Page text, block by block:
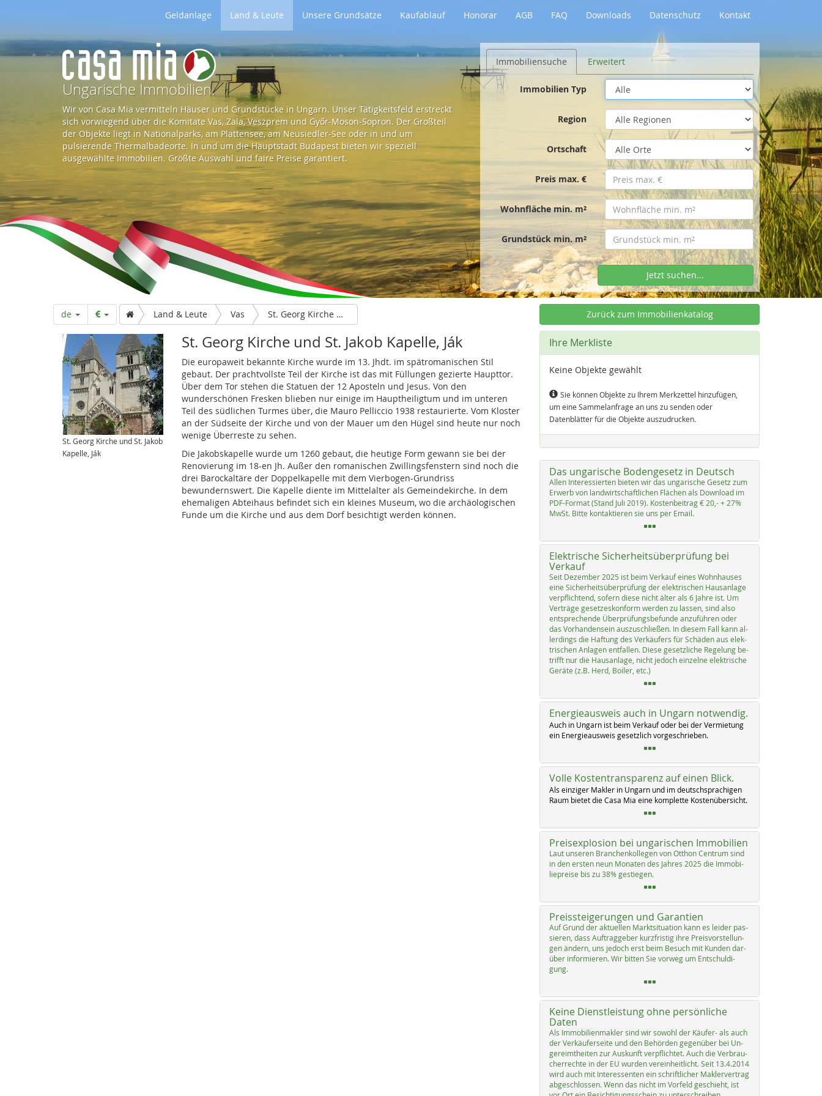
Geldanlage Land & Leute Unsere Grundsätze Kaufablauf Honorar AGB FAQ Downloads Datenschutz Kontakt
Z
u
r
S
t
a
t
s
e
i
t
Ungarische Immobilien.
Wir von Casa Mia vermitteln Häuser und Grundstücke in Ungarn. Unser Tätigkeitsfeld erstreckt
sich vorwiegend über die Komitate Vas, Zala, Veszprem und Győr-Moson-Sopron. Der Großteil
der Objekte liegt in Nationalparks, am Plattensee, am Neusiedler-See oder in und um
pulsierende Thermalbadeorte. In und um die Hauptstadt Budapest bieten wir speziell
ausgewählte Immobilien. Größte Auswahl und faire Preise garantiert.
Immobiliensuche Erweitert
Immobilien Typ
Region
Ortschaft
Preis max. €
Wohnfläche min. m²
Grundstück min. m²
Jetzt suchen...
de Land & Leute Vas St. Georg Kirche und St. Jakob Kapelle, Ják
St. Georg Kirche und St. Jakob
Kapelle, Ják
St. Georg Kirche und St. Jakob Kapelle, Ják
Die europaweit bekannte Kirche wurde im 13. Jhdt. im spätromanischen Stil
gebaut. Der prachtvollste Teil der Kirche ist das mit Füllungen gezierte Haupttor.
Über dem Tor stehen die Statuen der 12 Aposteln und Jesus. Von den
wunderschönen Fresken blieben nur einige im Hauptheiligtum und im unteren
Teil des südlichen Turmes über, die Mauro Pelliccio 1938 restaurierte. Vom Kloster
an der Südseite der Kirche und von der Mauer um den Hügel sind heute nur noch
wenige Überreste zu sehen.
Die Jakobskapelle wurde um 1260 gebaut, die heutige Form gewann sie bei der
Renovierung im 18-en Jh. Außer den romanischen Zwillingsfenstern sind noch die
drei Barockaltäre der Doppelkapelle mit dem Vierbogen-Grundriss
bewundernswert. Die Kapelle diente im Mittelalter als Gemeindekirche. In dem
ehemaligen Abteihaus befindet sich ein kleines Museum, wo die archäologischen
Funde um die Kirche und aus dem Dorf besichtigt werden können.
Zurück zum Immobilienkatalog
Ihre Merkliste
Keine Objekte gewählt
Sie können Objekte zu Ihrem Merkzettel hinzufügen,
um eine Sammelanfrage an uns zu senden oder
Datenblätter für die Objekte auszudrucken.
Das ungarische Bodengesetz in Deutsch
Al­len In­ter­es­sier­ten bie­ten wir das un­ga­ri­sche Ge­setz zum
Er­werb von land­wirt­schaft­li­chen Flächen als Down­load im
PDF-For­mat (Stand Ju­li 2019). Kos­ten­bei­trag € 20,- + 27%
MwSt. Bit­te kon­tak­tie­ren sie uns per Email.
Elektrische Sicherheitsüberprüfung bei
Verkauf
Seit De­zem­ber 2025 ist beim Ver­kauf ei­nes Wohn­hau­ses
ei­ne Si­cher­heits­über­prü­fung der elek­tri­schen Haus­an­la­ge
verpf­lich­tend, so­fern die­se nicht äl­ter als 6 Jah­re ist. Um
Ver­trä­ge ge­set­zes­kon­form wer­den zu las­sen, sind al­so
ent­sp­re­chen­de Über­prü­fungs­be­fun­de an­zu­füh­ren oder
das Vor­han­den­sein aus­zu­sch­lie­ßen. In die­sem Fall kann al­
ler­dings die Haf­tung des Ver­käu­fers für Schä­den aus elek­
tri­schen An­la­gen ent­fal­len. Die­se ge­setz­li­che Re­ge­lung be­
trifft nur die Haus­an­la­ge, nicht je­doch ein­zel­ne elek­tri­sche
Ge­rä­te (z.B. Herd, Boi­ler, etc.)
Energieausweis auch in Ungarn notwendig.
Auch in Un­garn ist beim Ver­kauf oder bei der Ver­mie­tung
ein En­er­gie­aus­weis ge­setz­lich vor­ge­schrie­ben.
Volle Kostentransparenz auf einen Blick.
Als ein­zi­ger Mak­ler in Un­garn und im deutsch­spra­chi­gen
Raum bie­tet die Ca­sa Mia ei­ne kom­p­let­te Kos­ten­über­sicht.
Preisexplosion bei ungarischen Immobilien
Laut un­se­ren Bran­chen­kol­le­gen von Ott­hon Cen­trum sind
in den ers­ten neun Mo­na­ten des Jah­res 2025 die Im­mo­bi­
lie­p­rei­se bis zu 38% ge­s­tie­gen.
Preissteigerungen und Garantien
Auf Grund der ak­tu­el­len Markt­si­tua­ti­on kann es lei­der pas­
sie­ren, dass Auf­trag­ge­ber kurz­fris­tig ih­re Preis­vor­stel­lun­
gen än­dern, uns je­doch erst beim Be­such mit Kun­den dar­
über in­for­mie­ren. Wir bit­ten Sie vor­weg um Ent­schul­di­
gung.
Keine Dienstleistung ohne persönliche
Daten
Als Im­mo­bi­li­en­mak­ler sind wir so­wohl der Käu­fer- als auch
der Ver­käu­fer­sei­te und den Be­hör­den ge­gen­über bei Un­
ge­reimt­hei­ten zur Aus­kunft verpf­lich­tet. Auch die Ver­brau­
cher­rech­te in der EU wur­den ve­r­ein­heit­licht. Seit 13.4.2014
wird auch mit In­ter­es­sen­ten ein schrift­li­cher Mak­ler­ver­trag
ab­ge­sch­los­sen. Wenn das nicht im Vor­feld ge­schieht, ist